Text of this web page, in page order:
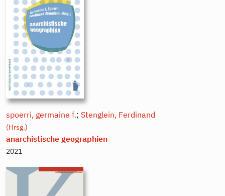
spoerri, germaine f.; Stenglein, Ferdinand
(Hrsg.)
anarchistische geographien
2021